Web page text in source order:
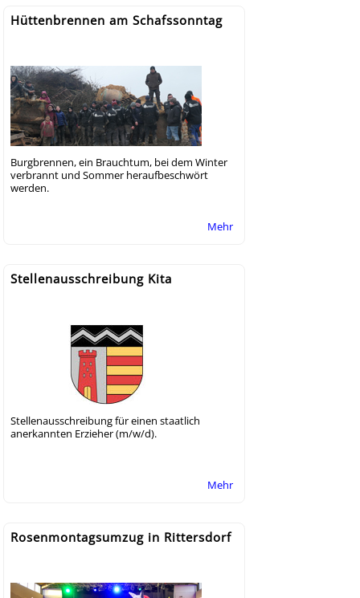
Hüttenbrennen am Schafssonntag
Burgbrennen, ein Brauchtum, bei dem Winter
verbrannt und Sommer heraufbeschwört
werden.
Mehr
Stellenausschreibung Kita
Stellenausschreibung für einen staatlich
anerkannten Erzieher (m/w/d).
Mehr
Rosenmontagsumzug in Rittersdorf